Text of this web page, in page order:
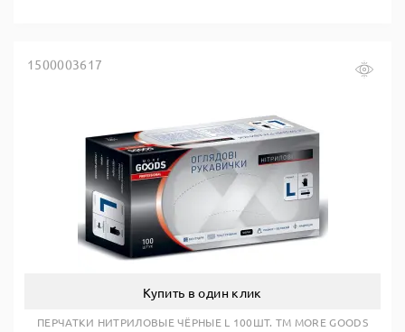
1500003617
Купить в один клик
ПЕРЧАТКИ НИТРИЛОВЫЕ ЧЁРНЫЕ L 100ШТ. TM MORE GOODS